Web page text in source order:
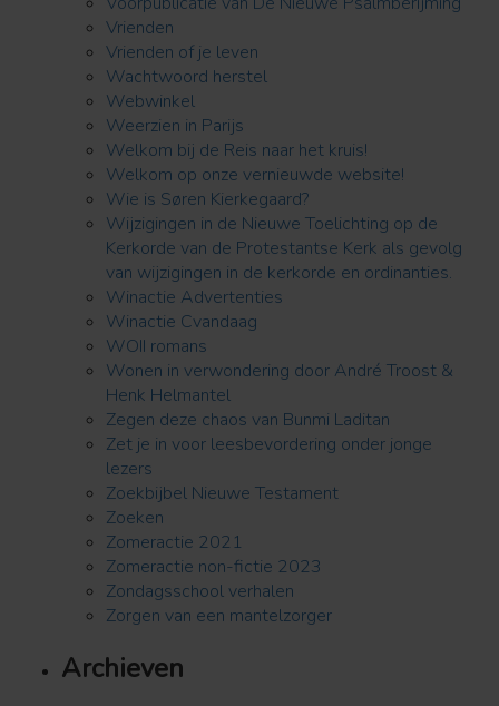
Vrienden
Vrienden of je leven
Wachtwoord herstel
Webwinkel
Weerzien in Parijs
Welkom bij de Reis naar het kruis!
Welkom op onze vernieuwde website!
Wie is Søren Kierkegaard?
Wijzigingen in de Nieuwe Toelichting op de
Kerkorde van de Protestantse Kerk als gevolg
van wijzigingen in de kerkorde en ordinanties.
Winactie Advertenties
Winactie Cvandaag
WOII romans
Wonen in verwondering door André Troost &
Henk Helmantel
Zegen deze chaos van Bunmi Laditan
Zet je in voor leesbevordering onder jonge
lezers
Zoekbijbel Nieuwe Testament
Zoeken
Zomeractie 2021
Zomeractie non-fictie 2023
Zondagsschool verhalen
Zorgen van een mantelzorger
Archieven